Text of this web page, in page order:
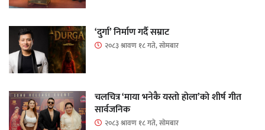
‘दुर्गा’ निर्माण गर्दै सम्राट
२०८३ श्रावण १८ गते, सोमबार
चलचित्र ‘माया भनेकै यस्तो होला’को शीर्ष गीत
सार्वजनिक
२०८३ श्रावण १८ गते, सोमबार